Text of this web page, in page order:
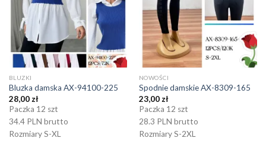
BLUZKI
Bluzka damska AX-94100-225
28,00 zł
Paczka 12 szt
34.4 PLN brutto
Rozmiary S-XL
NOWOŚCI
Spodnie damskie AX-8309-165
23,00 zł
Paczka 12 szt
28.3 PLN brutto
Rozmiary S-2XL